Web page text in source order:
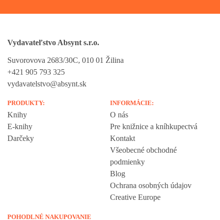
Vydavateľstvo Absynt s.r.o.
Suvorovova 2683/30C, 010 01 Žilina
+421 905 793 325
vydavatelstvo@absynt.sk
PRODUKTY:
Knihy
E-knihy
Darčeky
INFORMÁCIE:
O nás
Pre knižnice a kníhkupectvá
Kontakt
Všeobecné obchodné
podmienky
Blog
Ochrana osobných údajov
Creative Europe
POHODLNÉ NAKUPOVANIE